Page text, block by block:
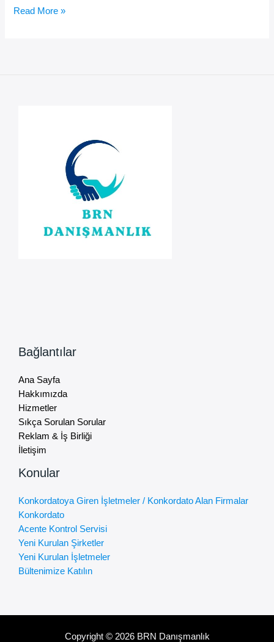
İzmir’de
Read More »
Bağlantılar
Ana Sayfa
Hakkımızda
Hizmetler
Sıkça Sorulan Sorular
Reklam & İş Birliği
İletişim
Konular
Konkordatoya Giren İşletmeler / Konkordato Alan Firmalar
Konkordato
Acente Kontrol Servisi
Yeni Kurulan Şirketler
Yeni Kurulan İşletmeler
Bültenimize Katılın
Copyright © 2026 BRN Danışmanlık